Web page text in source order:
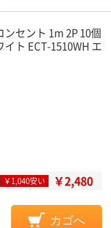
セント 1m 2P 10個
ト ECT-1510WH エ
￥1,040安い ￥2,480
カゴへ